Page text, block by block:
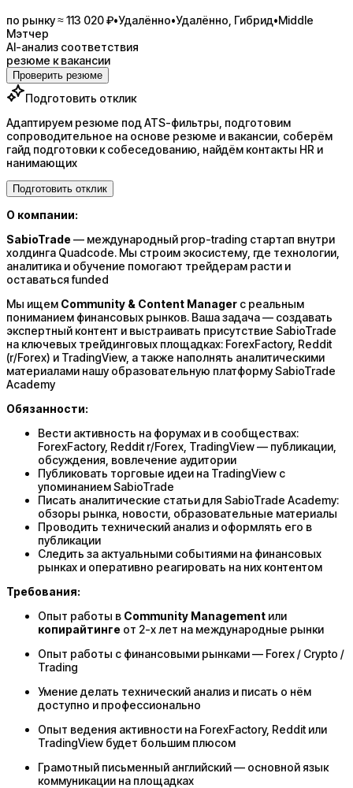
по рынку ≈ 113 020 ₽•Удалённо•Удалённо, Гибрид•Middle
Мэтчер
AI-анализ соответствия
резюме к вакансии
Проверить резюме
Подготовить отклик
Адаптируем резюме под ATS-фильтры, подготовим
сопроводительное на основе резюме и вакансии, соберём
гайд подготовки к собеседованию, найдём контакты HR и
нанимающих
Подготовить отклик
О компании:
SabioTrade— международный prop-trading стартап внутри
холдинга Quadcode. Мы строим экосистему, где технологии,
аналитика и обучение помогают трейдерам расти и
оставаться funded
Мы ищем Community & Content Manager с реальным
пониманием финансовых рынков. Ваша задача — создавать
экспертный контент и выстраивать присутствие SabioTrade
на ключевых трейдинговых площадках: ForexFactory, Reddit
(r/Forex) и TradingView, а также наполнять аналитическими
материалами нашу образовательную платформу SabioTrade
Academy
Обязанности:
Вести активность на форумах и в сообществах:
ForexFactory, Reddit r/Forex, TradingView — публикации,
обсуждения, вовлечение аудитории
Публиковать торговые идеи на TradingView с
упоминанием SabioTrade
Писать аналитические статьи для SabioTrade Academy:
обзоры рынка, новости, образовательные материалы
Проводить технический анализ и оформлять его в
публикации
Следить за актуальными событиями на финансовых
рынках и оперативно реагировать на них контентом
Требования:
Опыт работы в Community Management или
копирайтинге от 2-х лет на международные рынки
Опыт работы с финансовыми рынками — Forex / Crypto /
Trading
Умение делать технический анализ и писать о нём
доступно и профессионально
Опыт ведения активности на ForexFactory, Reddit или
TradingView будет большим плюсом
Грамотный письменный английский — основной язык
коммуникации на площадках